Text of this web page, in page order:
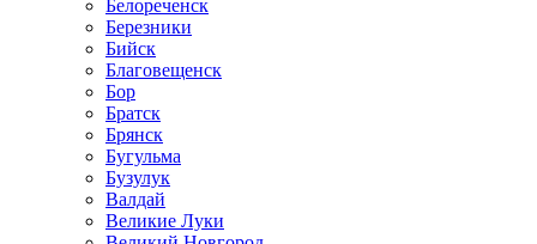
Белореченск
Березники
Бийск
Благовещенск
Бор
Братск
Брянск
Бугульма
Бузулук
Валдай
Великие Луки